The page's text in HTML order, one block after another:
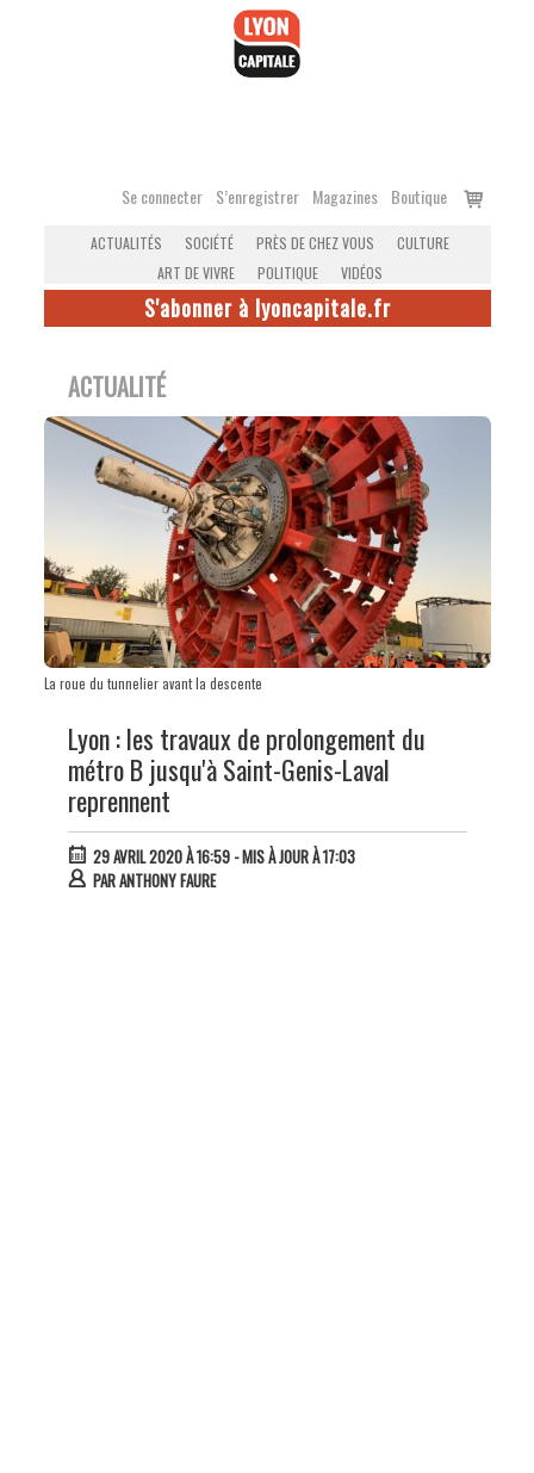
Se connecter S’enregistrer Magazines Boutique
Voir
ACTUALITÉS SOCIÉTÉ PRÈS DE CHEZ VOUS
CULTURE
ART DE VIVRE
POLITIQUE VIDÉOS
S'abonner à lyoncapitale.fr
ACTUALITÉ
La roue du tunnelier avant la descente
Lyon : les travaux de prolongement du
métro B jusqu'à Saint-Genis-Laval
reprennent
29 AVRIL 2020 À 16:59- MIS À JOUR À 17:03
PARANTHONY FAURE